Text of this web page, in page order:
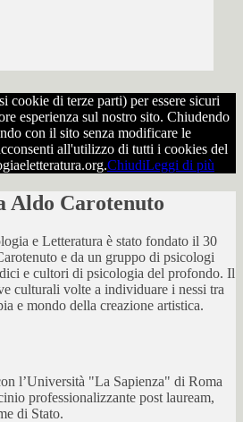
di terze parti) per essere sicuri
esperienza sul nostro sito. Chiudendo
con il sito senza modificare le
all'utilizzo di tutti i cookies del
ChiudiLeggi di più
Aldo Carotenuto
e Letteratura è stato fondato il 30
e da un gruppo di psicologi
e cultori di psicologia del profondo. Il
culturali volte a individuare i nessi tra
e mondo della creazione artistica.
l’Università "La Sapienza" di Roma
professionalizzante post lauream,
di Stato.